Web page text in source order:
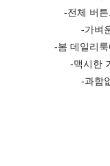
-전체 버
-가벼
-봄 데일리
-맥시한
-과함